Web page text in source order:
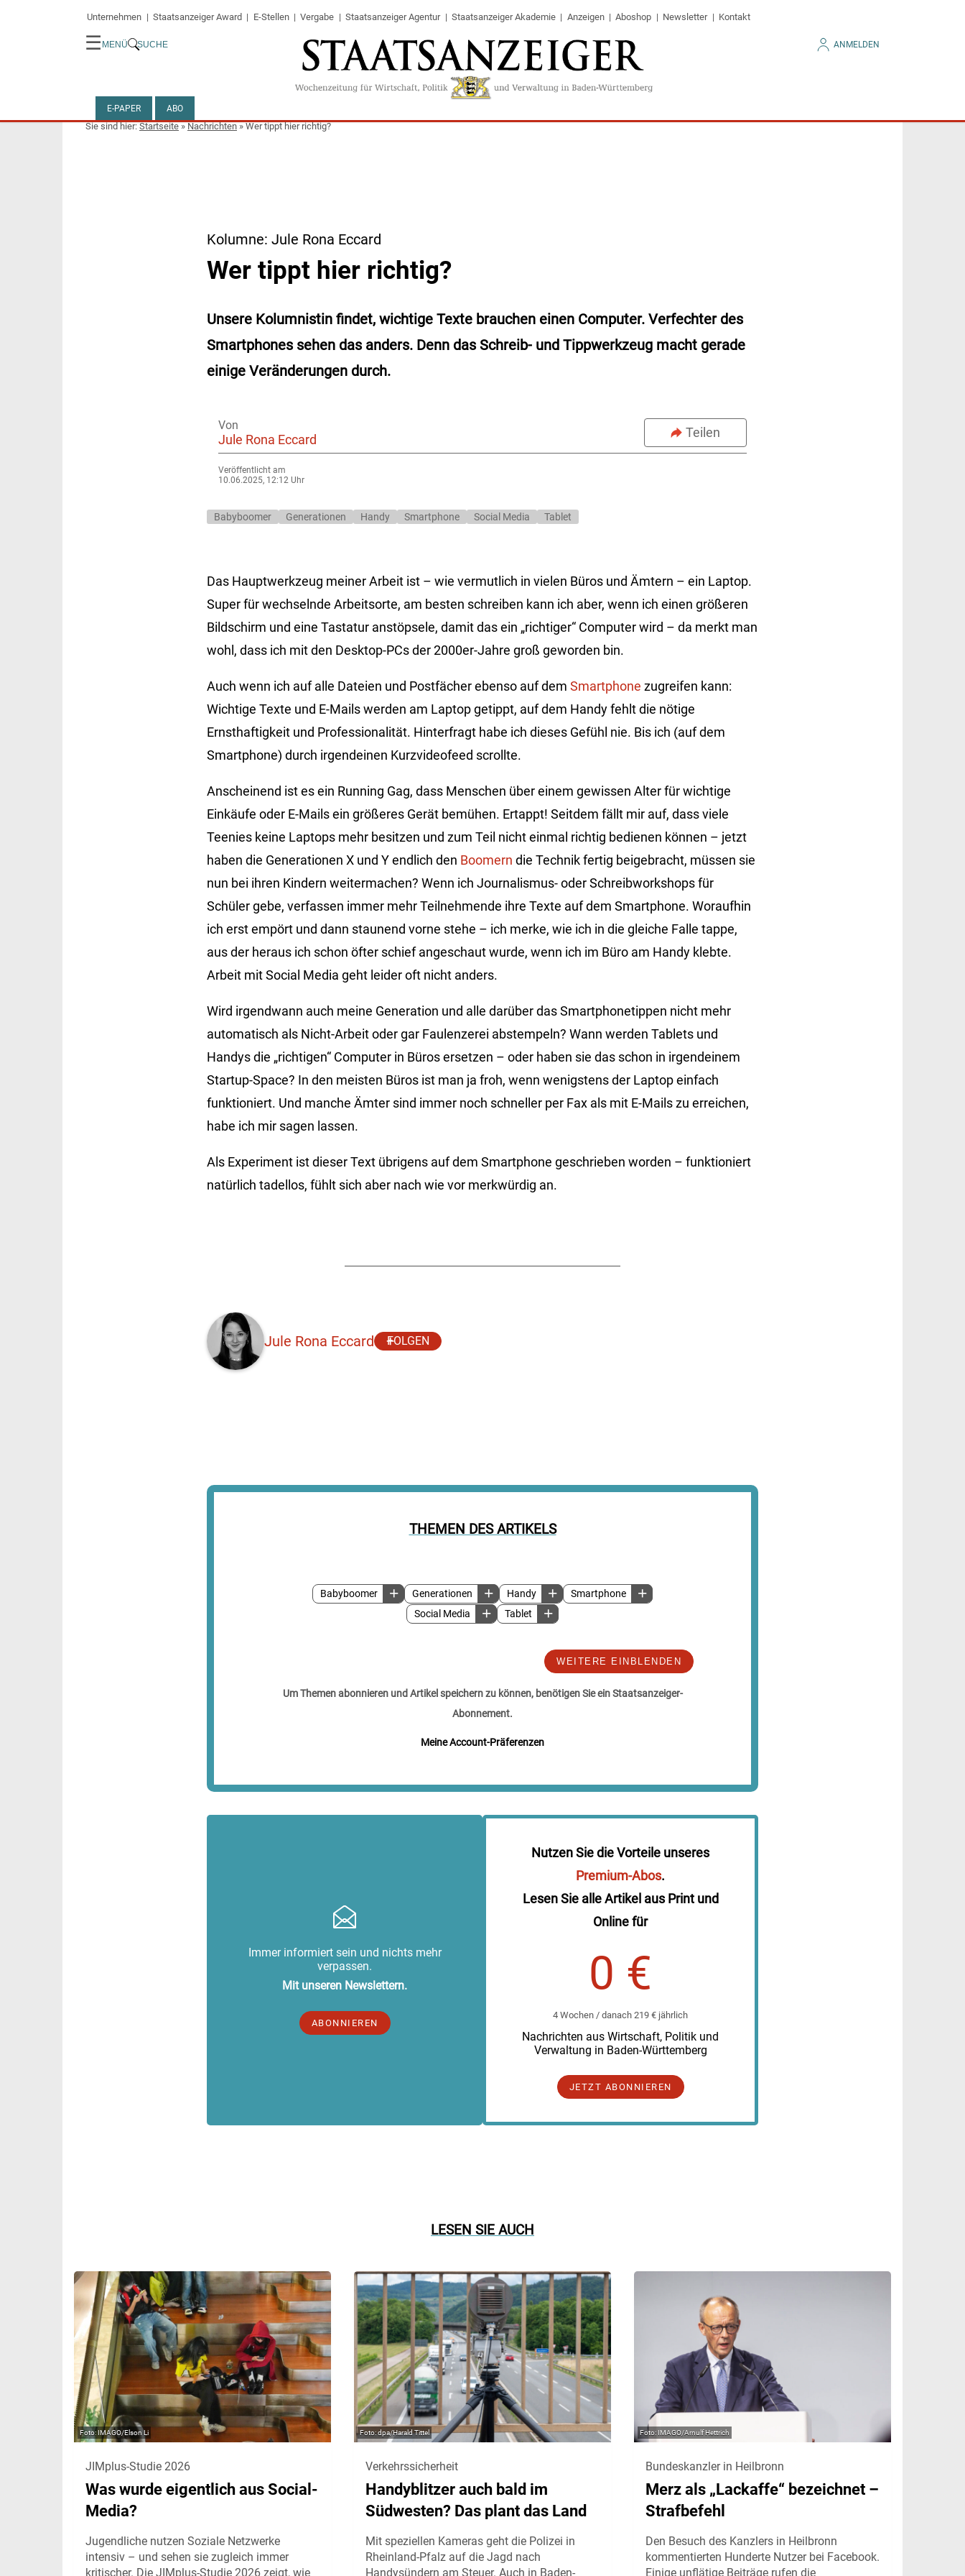
Unternehmen Staatsanzeiger Award E-Stellen Vergabe Staatsanzeiger Agentur Staatsanzeiger Akademie Anzeigen Aboshop Newsletter Kontakt
☰ MENÜ SUCHE ANMELDEN
E-PAPER ABO
Startseite»Nachrichten»Wer tippt hier richtig?
THEMEN DES ARTIKELS
Babyboomer Generationen Handy
Smartphone
Social Media
Tablet
WEITERE EINBLENDEN
Um Themen abonnieren und Artikel speichern zu können, benötigen Sie ein Staatsanzeiger-
Abonnement.
Meine Account-Präferenzen
Kolumne: Jule Rona Eccard
Wer tippt hier richtig?
Unsere Kolumnistin findet, wichtige Texte brauchen einen Computer. Verfechter des
Smartphones sehen das anders. Denn das Schreib- und Tippwerkzeug macht gerade
einige Veränderungen durch.
Von
Jule Rona Eccard Teilen
Veröffentlicht am
10.06.2025, 12:12 Uhr
Babyboomer Generationen Handy Smartphone Social Media Tablet
Das Hauptwerkzeug meiner Arbeit ist – wie vermutlich in vielen Büros und Ämtern – ein Laptop.
Super für wechselnde Arbeitsorte, am besten schreiben kann ich aber, wenn ich einen größeren
Bildschirm und eine Tastatur anstöpsele, damit das ein „richtiger“ Computer wird – da merkt man
wohl, dass ich mit den Desktop-PCs der 2000er-Jahre groß geworden bin.
Auch wenn ich auf alle Dateien und Postfächer ebenso auf dem Smartphone zugreifen kann:
Wichtige Texte und E-Mails werden am Laptop getippt, auf dem Handy fehlt die nötige
Ernsthaftigkeit und Professionalität. Hinterfragt habe ich dieses Gefühl nie. Bis ich (auf dem
Smartphone) durch irgendeinen Kurzvideofeed scrollte.
Anscheinend ist es ein Running Gag, dass Menschen über einem gewissen Alter für wichtige
Einkäufe oder E-Mails ein größeres Gerät bemühen. Ertappt! Seitdem fällt mir auf, dass viele
Teenies keine Laptops mehr besitzen und zum Teil nicht einmal richtig bedienen können – jetzt
haben die Generationen X und Y endlich den Boomern die Technik fertig beigebracht, müssen sie
nun bei ihren Kindern weitermachen? Wenn ich Journalismus- oder Schreibworkshops für
Schüler gebe, verfassen immer mehr Teilnehmende ihre Texte auf dem Smartphone. Woraufhin
ich erst empört und dann staunend vorne stehe – ich merke, wie ich in die gleiche Falle tappe,
aus der heraus ich schon öfter schief angeschaut wurde, wenn ich im Büro am Handy klebte.
Arbeit mit Social Media geht leider oft nicht anders.
Wird irgendwann auch meine Generation und alle darüber das Smartphonetippen nicht mehr
automatisch als Nicht-Arbeit oder gar Faulenzerei abstempeln? Wann werden Tablets und
Handys die „richtigen“ Computer in Büros ersetzen – oder haben sie das schon in irgendeinem
Startup-Space? In den meisten Büros ist man ja froh, wenn wenigstens der Laptop einfach
funktioniert. Und manche Ämter sind immer noch schneller per Fax als mit E-Mails zu erreichen,
habe ich mir sagen lassen.
Als Experiment ist dieser Text übrigens auf dem Smartphone geschrieben worden – funktioniert
natürlich tadellos, fühlt sich aber nach wie vor merkwürdig an.
Jule Rona Eccard FOLGEN
Immer informiert sein und nichts mehr
verpassen.
Mit unseren Newslettern.
ABONNIEREN
Nutzen Sie die Vorteile unseres
Premium-Abos.
Lesen Sie alle Artikel aus Print und
Online für
0 €
4 Wochen / danach 219 € jährlich
Nachrichten aus Wirtschaft, Politik und
Verwaltung in Baden-Württemberg
JETZT ABONNIEREN
LESEN SIE AUCH
IMAGO/Elson Li
JIMplus-Studie 2026
Was wurde eigentlich aus Social-
Media?
Jugendliche nutzen Soziale Netzwerke
intensiv – und sehen sie zugleich immer
kritischer. Die JIMplus-Studie 2026 zeigt, wie
dpa/Harald Tittel
Verkehrssicherheit
Handyblitzer auch bald im
Südwesten? Das plant das Land
Mit speziellen Kameras geht die Polizei in
Rheinland-Pfalz auf die Jagd nach
Handysündern am Steuer. Auch in Baden-
IMAGO/Arnulf Hettrich
Bundeskanzler in Heilbronn
Merz als „Lackaffe“ bezeichnet –
Strafbefehl
Den Besuch des Kanzlers in Heilbronn
kommentierten Hunderte Nutzer bei Facebook.
Einige unflätige Beiträge rufen die